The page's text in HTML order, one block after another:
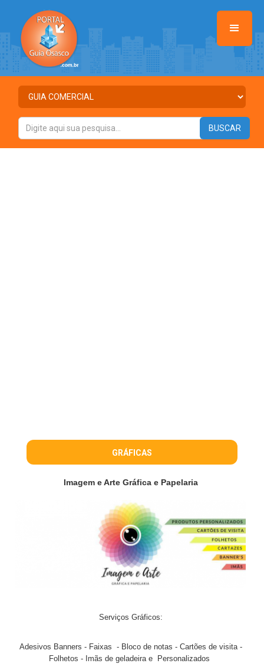
GRÁFICAS
Imagem e Arte Gráfica e Papelaria
Serviços Gráficos:
Adesivos Banners - Faixas - Bloco de notas - Cartões de visita -
Folhetos - Imãs de geladeira e Personalizados